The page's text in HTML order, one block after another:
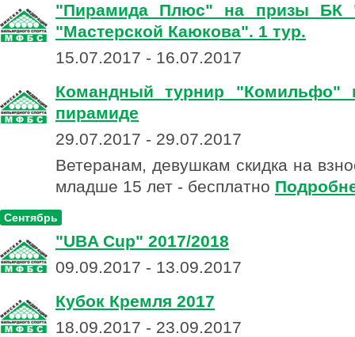
"Пирамида Плюс" на призы БК
"Мастерской Каюкова". 1 тур.
15.07.2017 - 16.07.2017
Командный турнир "Комильфо"
пирамиде
29.07.2017 - 29.07.2017
Ветеранам, девушкам скидка на
младше 15 лет - бесплатно
Сентябрь
"UBA Cup" 2017/2018
09.09.2017 - 13.09.2017
Кубок Кремля 2017
18.09.2017 - 23.09.2017